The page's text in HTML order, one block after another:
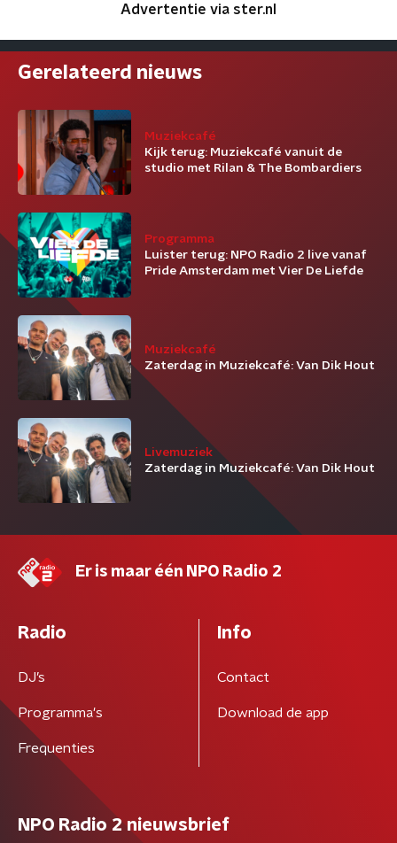
Advertentie via ster.nl
Gerelateerd nieuws
Muziekcafé
Kijk terug: Muziekcafé vanuit de
studio met Rilan & The Bombardiers
Programma
Luister terug: NPO Radio 2 live vanaf
Pride Amsterdam met Vier De Liefde
Muziekcafé
Zaterdag in Muziekcafé: Van Dik Hout
Livemuziek
Zaterdag in Muziekcafé: Van Dik Hout
Er is maar één NPO Radio 2
Radio
DJ’s
Programma's
Frequenties
Info
Contact
Download de app
NPO Radio 2 nieuwsbrief